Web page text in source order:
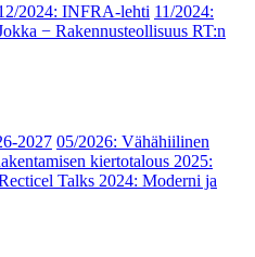
2024: INFRA-lehti 11/2024:
− Rakennusteollisuus RT:n
2027 05/2026: Vähähiilinen
kiertotalous 2025:
Talks 2024: Moderni ja